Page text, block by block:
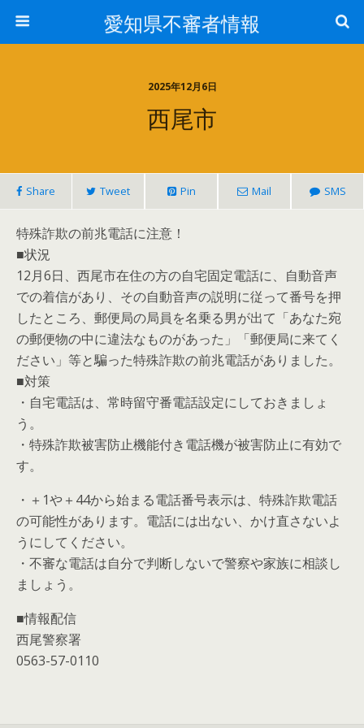
愛知県不審者情報
2025年12月6日
西尾市
Share Tweet Pin Mail SMS
特殊詐欺の前兆電話に注意！
■状況
12月6日、西尾市在住の方の自宅固定電話に、自動音声
での着信があり、その自動音声の説明に従って番号を押
したところ、郵便局の局員を名乗る男が出て「あなた宛
の郵便物の中に違法なものがあった」「郵便局に来てく
ださい」等と騙った特殊詐欺の前兆電話がありました。
■対策
・自宅電話は、常時留守番電話設定にしておきましょ
う。
・特殊詐欺被害防止機能付き電話機が被害防止に有効で
す。
・＋1や＋44から始まる電話番号表示は、特殊詐欺電話
の可能性があります。電話には出ない、かけ直さないよ
うにしてください。
・不審な電話は自分で判断しないで警察や家族に相談し
ましょう。
■情報配信
西尾警察署
0563-57-0110